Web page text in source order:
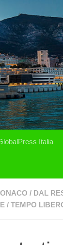
Italia
/ DAL
/ TEMPO